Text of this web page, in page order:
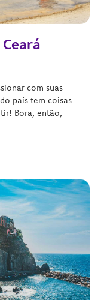
com suas
país tem coisas
Bora, então,